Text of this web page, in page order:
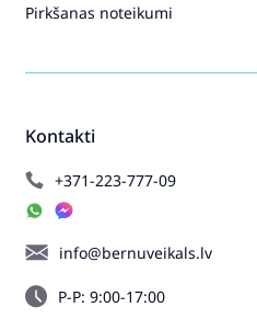
Kontakti
+371-223-777-09
info@bernuveikals.lv
P-P: 9:00-17:00
Pirkšanas noteikumi